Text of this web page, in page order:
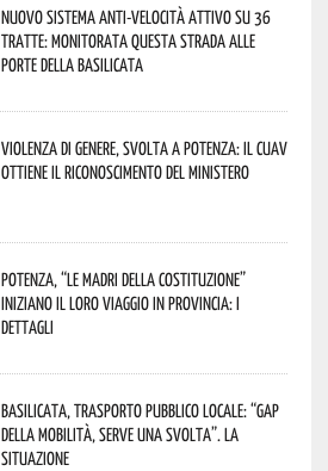
Nuovo sistema anti-velocità attivo su 36
tratte: monitorata questa strada alle
porte della Basilicata
Violenza di genere, svolta a Potenza: il CUAV
ottiene il riconoscimento del Ministero
Potenza, “Le Madri della Costituzione”
iniziano il loro viaggio in provincia: i
dettagli
Basilicata, trasporto pubblico locale: “Gap
della mobilità, serve una svolta”. La
situazione